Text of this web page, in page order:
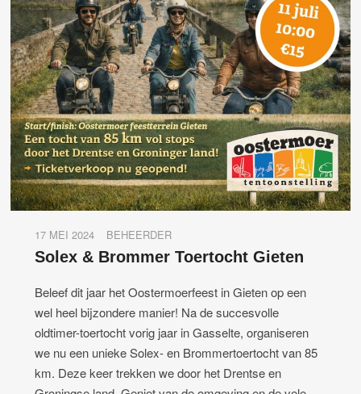
17 MEI 2024 BEHEERDER
Solex & Brommer Toertocht Gieten
Beleef dit jaar het Oostermoerfeest in Gieten op een
wel heel bijzondere manier! Na de succesvolle
oldtimer-toertocht vorig jaar in Gasselte, organiseren
we nu een unieke Solex- en Brommertoertocht van 85
km. Deze keer trekken we door het Drentse en